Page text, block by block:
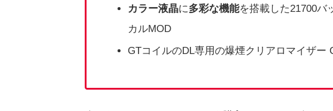
カラー液晶に多彩な機能を搭載した21700バ
カルMOD
GTコイルのDL専用の爆煙クリアロマイザー